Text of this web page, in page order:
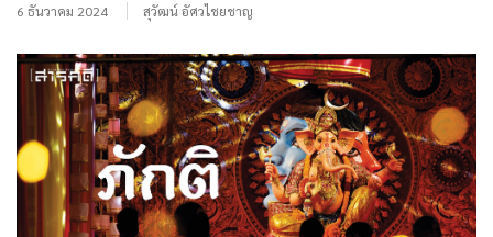
6 ธันวาคม 2024 สุวัฒน์ อัศวไชยชาญ